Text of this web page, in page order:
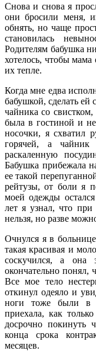
Снова и снова я
они бросили меня,
обнять, но чаще
становилась
Родителям бабушка
хотелось, чтобы
их тепле.
Когда мне едва
бабушкой, сделать ей
чайника со
была в гостиной и
носочки, я схватил
горячей, а
раскаленную
Бабушка прибежала
ее такой
рейтузы, от боли я
моей одежды
лет я узнал, что при
нельзя, но разве
Очнулся я в
такая красивая и
соскучился, а она
окончательно понял,
Все мое тело
откинул одеяло и
ноги тоже были в
приехала, как
досрочно покинуть
конца срока
месяцев.